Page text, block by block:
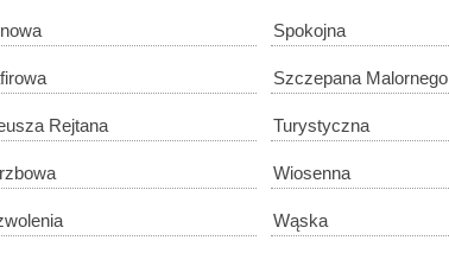
Spokojna
Szczepana Malornego
Rejtana Turystyczna
Wiosenna
Wąska